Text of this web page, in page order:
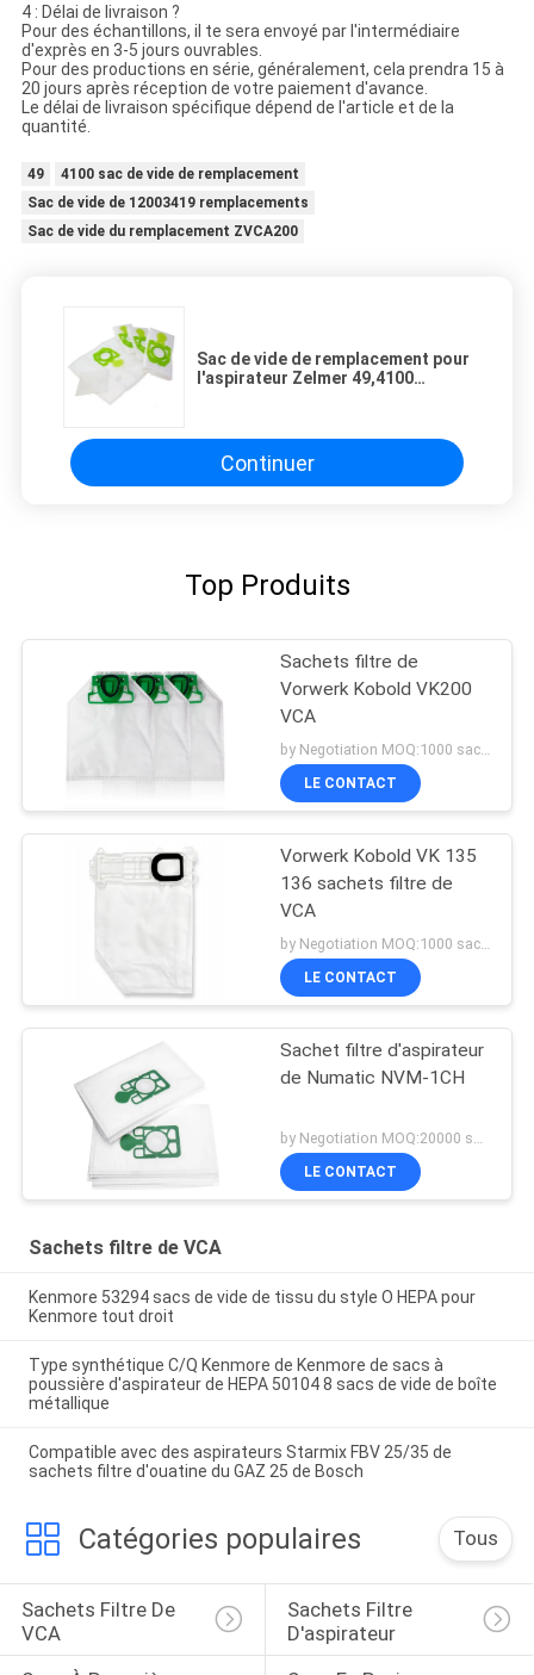
4 : Délai de livraison ?
Pour des échantillons, il te sera envoyé par l'intermédiaire
d'exprès en 3-5 jours ouvrables.
Pour des productions en série, généralement, cela prendra 15 à
20 jours après réception de votre paiement d'avance.
Le délai de livraison spécifique dépend de l'article et de la
quantité.
49
4100 sac de vide de remplacement
Sac de vide de 12003419 remplacements
Sac de vide du remplacement ZVCA200
Sac de vide de remplacement pour
l'aspirateur Zelmer 49,4100
Continuer
Top Produits
Sachets filtre de
Vorwerk Kobold VK200
VCA
by Negotiation MOQ:1000 sacs/sacs
LE CONTACT
Vorwerk Kobold VK 135
136 sachets filtre de
VCA
LE CONTACT
Sachet filtre d'aspirateur
de Numatic NVM-1CH
LE CONTACT
Sachets filtre de VCA
Kenmore 53294 sacs de vide de tissu du style O HEPA pour
Kenmore tout droit
Type synthétique C/Q Kenmore de Kenmore de sacs à
poussière d'aspirateur de HEPA 50104 8 sacs de vide de boîte
métallique
Compatible avec des aspirateurs Starmix FBV 25/35 de
sachets filtre d'ouatine du GAZ 25 de Bosch
Catégories populaires Tous
Sachets Filtre De
VCA
Sachets Filtre
D'aspirateur